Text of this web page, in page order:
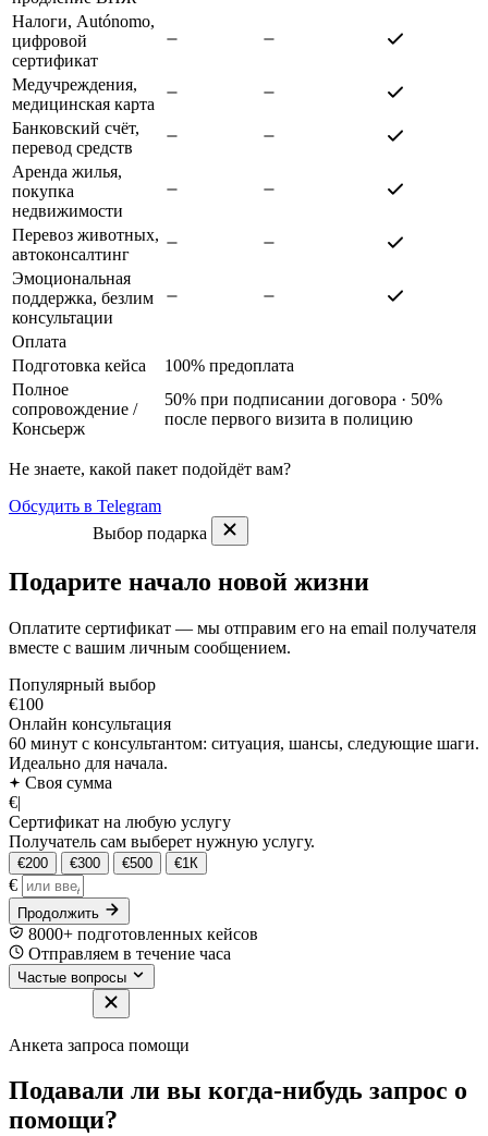
Налоги, Autónomo,
цифровой
сертификат
Медучреждения,
медицинская карта
Банковский счёт,
перевод средств
Аренда жилья,
покупка
недвижимости
Перевоз животных,
автоконсалтинг
Эмоциональная
поддержка, безлим
консультации
Оплата
Подготовка кейса
100% предоплата
Полное
сопровождение /
Консьерж
50% при подписании договора · 50%
после первого визита в полицию
Не знаете, какой пакет подойдёт вам?
Обсудить в Telegram
Выбор подарка
Подарите начало новой жизни
Оплатите сертификат — мы отправим его на email получателя
вместе с вашим личным сообщением.
Популярный выбор
€100
Онлайн консультация
60 минут с консультантом: ситуация, шансы, следующие шаги.
Идеально для начала.
Своя сумма
€|
Сертификат на любую услугу
Получатель сам выберет нужную услугу.
€200 €300 €500 €1К
€
Продолжить
8000+ подготовленных кейсов
Отправляем в течение часа
Частые вопросы
Анкета запроса помощи
Подавали ли вы когда-нибудь запрос о
помощи?